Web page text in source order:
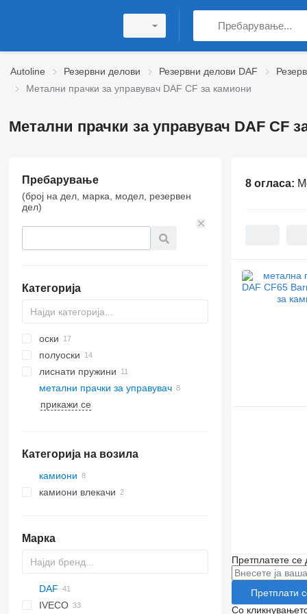
Autoline Резервни делови Резервни делови DAF
Метални прачки за управувач DAF CF за камиони
Метални прачки за управувач DAF CF
Пребарување
(број на дел, марка, модел, резервен
дел)
Категорија
оски
полуоски
лиснати пружини
метални прачки за управувач
прикажи се
Категорија на возила
камиони
камиони влекачи
Марка
DAF
CF
F-MAX
IVECO
8 огласа:
Претплатете се
Претплати
Со